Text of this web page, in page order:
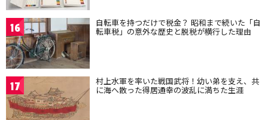
16 自転車を持つだけで税金？ 昭和まで続いた「自
転車税」の意外な歴史と脱税が横行した理由
17 村上水軍を率いた戦国武将！幼い弟を支え、共
に海へ散った得居通幸の波乱に満ちた生涯